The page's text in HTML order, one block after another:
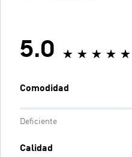
5.0
Comodidad
Deficiente
Calidad